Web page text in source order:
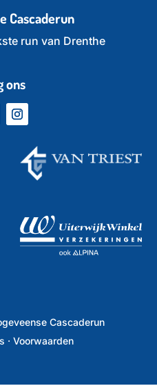
Cascaderun
run van Drenthe
ons
Cascaderun
· Voorwaarden